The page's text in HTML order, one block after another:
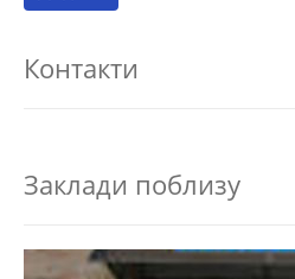
Контакти
Заклади поблизу